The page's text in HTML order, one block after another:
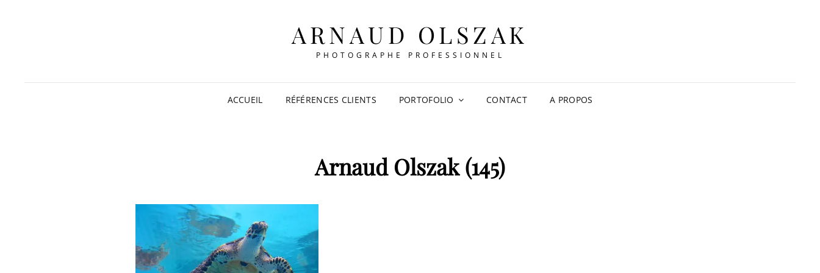
ARNAUD OLSZAK
PHOTOGRAPHE PROFESSIONNEL
ACCUEIL RÉFÉRENCES CLIENTS PORTOFOLIO CONTACT A PROPOS
Arnaud Olszak (145)